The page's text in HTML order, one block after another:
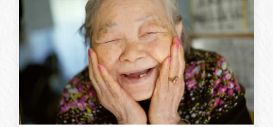
プライバシーポリシー サイトマップ
TEL.058-233-7445